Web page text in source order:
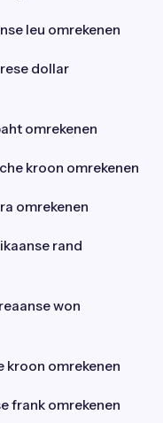
leu omrekenen
dollar
omrekenen
kroon omrekenen
omrekenen
rand
won
kroon omrekenen
frank omrekenen